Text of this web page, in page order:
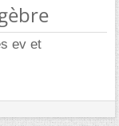
ev et